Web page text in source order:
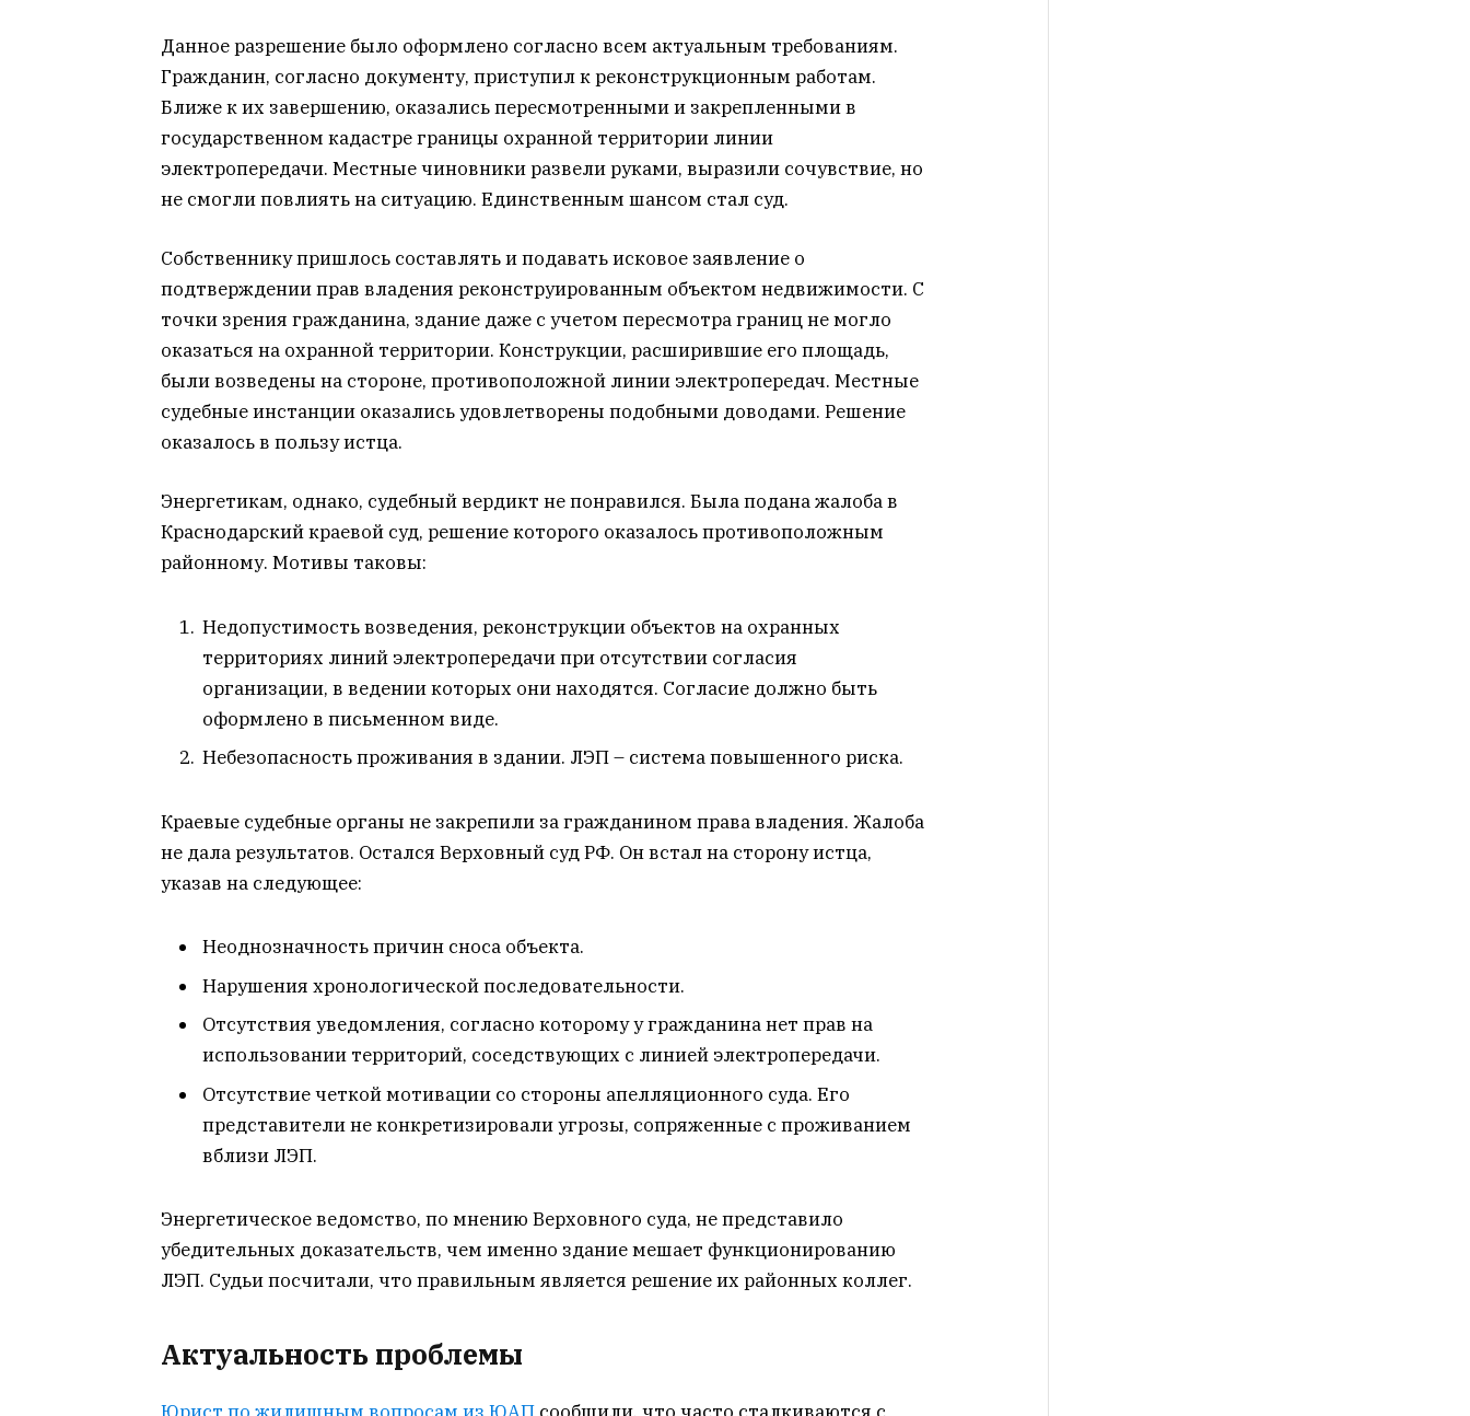
Данное разрешение было оформлено согласно всем актуальным требованиям.
Гражданин, согласно документу, приступил к реконструкционным работам.
Ближе к их завершению, оказались пересмотренными и закрепленными в
государственном кадастре границы охранной территории линии
электропередачи. Местные чиновники развели руками, выразили сочувствие, но
не смогли повлиять на ситуацию. Единственным шансом стал суд.
Собственнику пришлось составлять и подавать исковое заявление о
подтверждении прав владения реконструированным объектом недвижимости. С
точки зрения гражданина, здание даже с учетом пересмотра границ не могло
оказаться на охранной территории. Конструкции, расширившие его площадь,
были возведены на стороне, противоположной линии электропередач. Местные
судебные инстанции оказались удовлетворены подобными доводами. Решение
оказалось в пользу истца.
Энергетикам, однако, судебный вердикт не понравился. Была подана жалоба в
Краснодарский краевой суд, решение которого оказалось противоположным
районному. Мотивы таковы:
Недопустимость возведения, реконструкции объектов на охранных
территориях линий электропередачи при отсутствии согласия
организации, в ведении которых они находятся. Согласие должно быть
оформлено в письменном виде.
Небезопасность проживания в здании. ЛЭП – система повышенного риска.
Краевые судебные органы не закрепили за гражданином права владения. Жалоба
не дала результатов. Остался Верховный суд РФ. Он встал на сторону истца,
указав на следующее:
Неоднозначность причин сноса объекта.
Нарушения хронологической последовательности.
Отсутствия уведомления, согласно которому у гражданина нет прав на
использовании территорий, соседствующих с линией электропередачи.
Отсутствие четкой мотивации со стороны апелляционного суда. Его
представители не конкретизировали угрозы, сопряженные с проживанием
вблизи ЛЭП.
Энергетическое ведомство, по мнению Верховного суда, не представило
убедительных доказательств, чем именно здание мешает функционированию
ЛЭП. Судьи посчитали, что правильным является решение их районных коллег.
Актуальность проблемы